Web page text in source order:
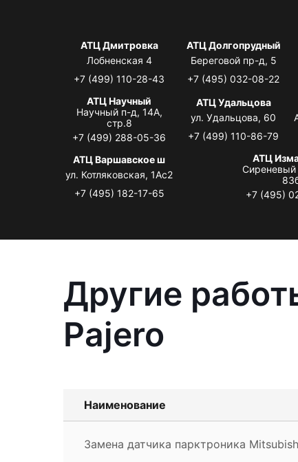
АТЦ Дмитровка
Лобненская 4
+7 (499) 110-28-43
АТЦ Долгопрудный
Береговой пр-д, 5
+7 (495) 032-08-22
АТЦ Научный
Научный п-д, 14А,
стр.8
+7 (499) 288-05-36
АТЦ Удальцова
ул. Удальцова, 60
+7 (499) 110-86-79
АТЦ Варшавское ш
ул. Котляковская, 1Ас2
+7 (495) 182-17-65
АТЦ
Сиреневый
+7 (495)
Другие
Pajero
Наименование
Замена датчика парктроника